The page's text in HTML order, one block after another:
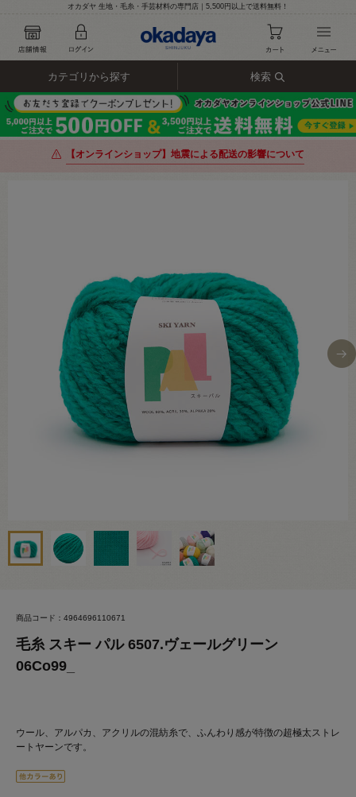
オカダヤ 生地・毛糸・手芸材料の専門店｜5,500円以上で送料無料！
カテゴリから探す 検索
【オンラインショップ】地震による配送の影響について
商品コード：4964696110671
毛糸 スキー パル 6507.ヴェールグリーン
06Co99_
ウール、アルパカ、アクリルの混紡糸で、ふんわり感が特徴の超極太ストレ
ートヤーンです。